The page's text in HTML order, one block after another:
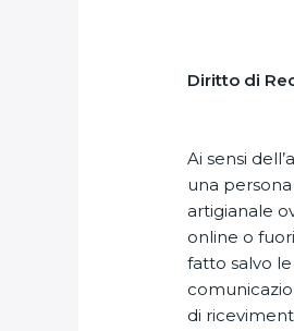
Diritto di
Ai sensi
una
artigianale
online o
fatto salvo
di